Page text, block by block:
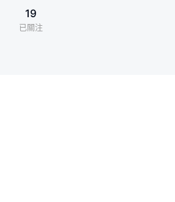
19
已關注